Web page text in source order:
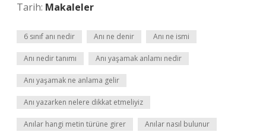
Tarih: Makaleler
6 sınıf anı nedir Anı ne denir Anı ne ismi
Anı nedir tanımı Anı yaşamak anlamı nedir
Anı yaşamak ne anlama gelir
Anı yazarken nelere dikkat etmeliyiz
Anılar hangi metin türüne girer Anılar nasıl bulunur